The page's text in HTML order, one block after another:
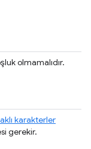
olmamalıdır.
karakterler
gerekir.